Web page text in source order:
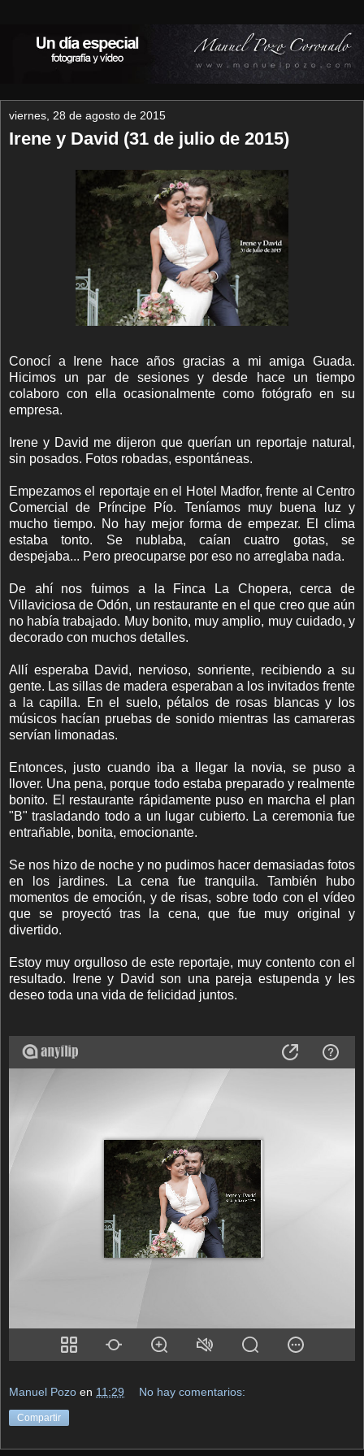
viernes, 28 de agosto de 2015
Irene y David (31 de julio de 2015)
Conocí a Irene hace años gracias a mi amiga Guada.
Hicimos un par de sesiones y desde hace un tiempo
colaboro con ella ocasionalmente como fotógrafo en su
empresa.
Irene y David me dijeron que querían un reportaje natural,
sin posados. Fotos robadas, espontáneas.
Empezamos el reportaje en el Hotel Madfor, frente al Centro
Comercial de Príncipe Pío. Teníamos muy buena luz y
mucho tiempo. No hay mejor forma de empezar. El clima
estaba tonto. Se nublaba, caían cuatro gotas, se
despejaba... Pero preocuparse por eso no arreglaba nada.
De ahí nos fuimos a la Finca La Chopera, cerca de
Villaviciosa de Odón, un restaurante en el que creo que aún
no había trabajado. Muy bonito, muy amplio, muy cuidado, y
decorado con muchos detalles.
Allí esperaba David, nervioso, sonriente, recibiendo a su
gente. Las sillas de madera esperaban a los invitados frente
a la capilla. En el suelo, pétalos de rosas blancas y los
músicos hacían pruebas de sonido mientras las camareras
servían limonadas.
Entonces, justo cuando iba a llegar la novia, se puso a
llover. Una pena, porque todo estaba preparado y realmente
bonito. El restaurante rápidamente puso en marcha el plan
"B" trasladando todo a un lugar cubierto. La ceremonia fue
entrañable, bonita, emocionante.
Se nos hizo de noche y no pudimos hacer demasiadas fotos
en los jardines. La cena fue tranquila. También hubo
momentos de emoción, y de risas, sobre todo con el vídeo
que se proyectó tras la cena, que fue muy original y
divertido.
Estoy muy orgulloso de este reportaje, muy contento con el
resultado. Irene y David son una pareja estupenda y les
deseo toda una vida de felicidad juntos.
Manuel Pozo en 11:29 No hay comentarios:
Compartir